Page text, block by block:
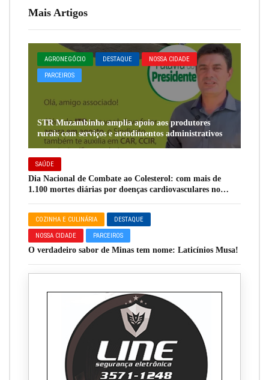
Mais Artigos
AGRONEGÓCIO DESTAQUE NOSSA CIDADE
PARCEIROS
STR Muzambinho amplia apoio aos produtores
rurais com serviços e atendimentos administrativos
SAÚDE
Dia Nacional de Combate ao Colesterol: com mais de
1.100 mortes diárias por doenças cardiovasculares no
pacientes de alto risco
COZINHA E CULINÁRIA DESTAQUE
NOSSA CIDADE PARCEIROS
O verdadeiro sabor de Minas tem nome: Laticínios Musa!